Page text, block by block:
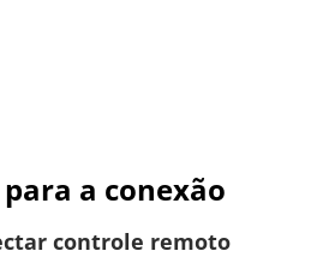
para a conexão
controle remoto